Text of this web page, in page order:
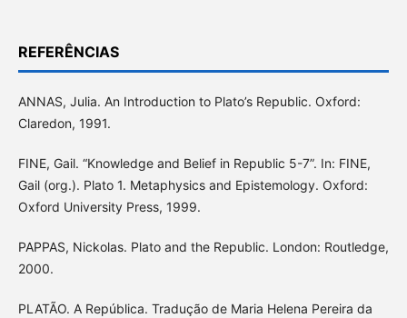
REFERÊNCIAS
ANNAS, Julia. An Introduction to Plato’s Republic. Oxford:
Claredon, 1991.
FINE, Gail. “Knowledge and Belief in Republic 5-7”. In: FINE,
Gail (org.). Plato 1. Metaphysics and Epistemology. Oxford:
Oxford University Press, 1999.
PAPPAS, Nickolas. Plato and the Republic. London: Routledge,
2000.
PLATÃO. A República. Tradução de Maria Helena Pereira da